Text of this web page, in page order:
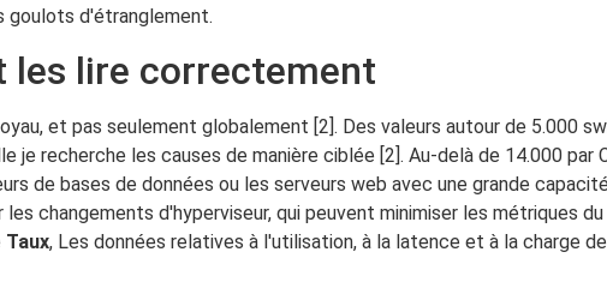
goulots d'étranglement.
les lire correctement
et pas seulement globalement [2]. Des valeurs autour de 5.000
recherche les causes de manière ciblée [2]. Au-delà de 14.000 par
de bases de données ou les serveurs web avec une grande
changements d'hyperviseur, qui peuvent minimiser les métriques
Taux, Les données relatives à l'utilisation, à la latence et à la charge